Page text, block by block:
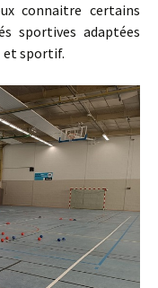
connaitre certains
sportives adaptées
et sportif.